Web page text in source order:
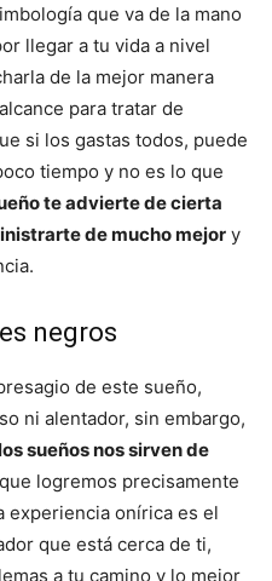
que va de la mano
llegar a tu vida a nivel
de la mejor manera
para tratar de
si los gastas todos, puede
tiempo y no es lo que
te advierte de cierta
de mucho mejor y
negros
de este sueño,
ni alentador, sin embargo,
sueños nos sirven de
logremos precisamente
experiencia onírica es el
que está cerca de ti,
a tu camino y lo mejor